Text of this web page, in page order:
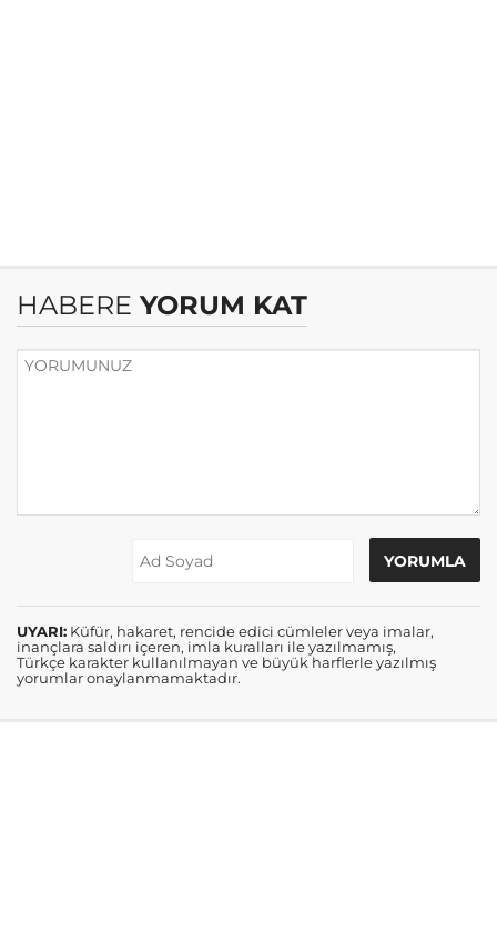
HABERE YORUM KAT
UYARI: Küfür, hakaret, rencide edici cümleler veya imalar,
inançlara saldırı içeren, imla kuralları ile yazılmamış,
Türkçe karakter kullanılmayan ve büyük harflerle yazılmış
yorumlar onaylanmamaktadır.